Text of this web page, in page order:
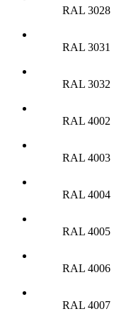
RAL 3028
RAL 3031
RAL 3032
RAL 4002
RAL 4003
RAL 4004
RAL 4005
RAL 4006
RAL 4007